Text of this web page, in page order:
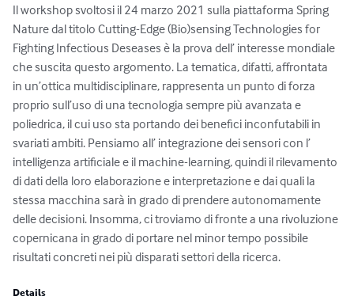
Il workshop svoltosi il 24 marzo 2021 sulla piattaforma Spring
Nature dal titolo Cutting-Edge (Bio)sensing Technologies for
Fighting Infectious Deseases è la prova dell’ interesse mondiale
che suscita questo argomento. La tematica, difatti, affrontata
in un’ottica multidisciplinare, rappresenta un punto di forza
proprio sull’uso di una tecnologia sempre più avanzata e
poliedrica, il cui uso sta portando dei benefici inconfutabili in
svariati ambiti. Pensiamo all’ integrazione dei sensori con l’
intelligenza artificiale e il machine-learning, quindi il rilevamento
di dati della loro elaborazione e interpretazione e dai quali la
stessa macchina sarà in grado di prendere autonomamente
delle decisioni. Insomma, ci troviamo di fronte a una rivoluzione
copernicana in grado di portare nel minor tempo possibile
risultati concreti nei più disparati settori della ricerca.
Details